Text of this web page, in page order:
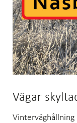
Vägar
Vinterväghållning